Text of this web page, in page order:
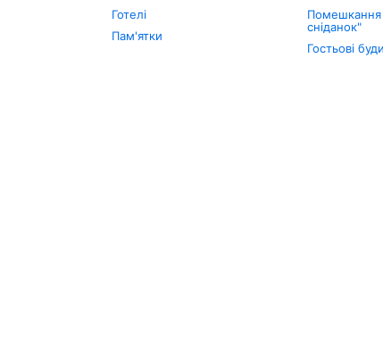
Готелі
Пам'ятки
Помешкання
сніданок"
Гостьові